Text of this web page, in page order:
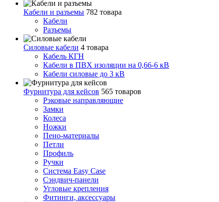
Кабели и разъемы 782 товара
Кабели
Разъемы
Силовые кабели 4 товара
Кабель КГН
Кабели в ПВХ изоляции на 0,66-6 кВ
Кабели силовые до 3 кВ
Фурнитура для кейсов 565 товаров
Рэковые направляющие
Замки
Колеса
Ножки
Пено-материалы
Петли
Профиль
Ручки
Система Easy Case
Сэндвич-панели
Угловые крепления
Фитинги, аксессуары